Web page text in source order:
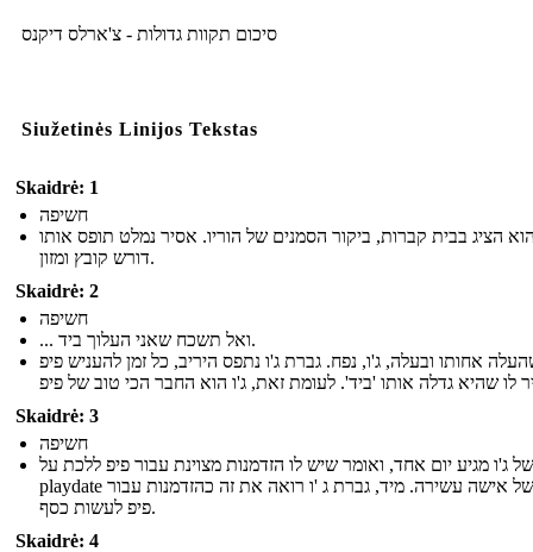
סיכום תקוות גדולות - צ'ארלס דיקנס
Siužetinės Linijos Tekstas
Skaidrė: 1
חשיפה
הציג בבית קברות, ביקור הסמנים של הוריו. אסיר נמלט תופס אותו
דורש קובץ ומזון.
Skaidrė: 2
חשיפה
... ואל תשכח שאני העלוך ביד.
אחותו ובעלה, ג'ו, נפח. גברת ג'ו נתפס היריב, כל זמן להעניש פיפ
Skaidrė: 3
חשיפה
של ג'ו מגיע יום אחד, ואומר שיש לו הזדמנות מצוינת עבור פיפ ללכת על
playdate בבית של אישה עשירה. מיד, גברת ג 'ו רואה את זה כהזדמנות עבור
פיפ לעשות כסף.
Skaidrė: 4